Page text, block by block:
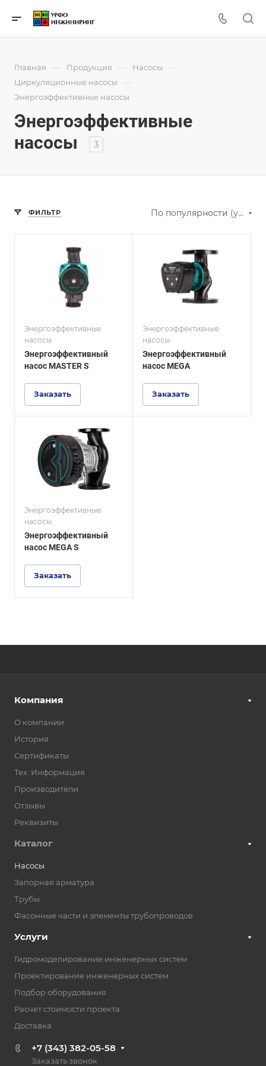
Главная — Продукция — Насосы —
Циркуляционные насосы —
Энергоэффективные насосы
Энергоэффективные
насосы
3
ФИЛЬТР По популярности (убывание)
Энергоэффективные
насосы
Энергоэффективный
насос MASTER S
Заказать
Энергоэффективные
насосы
Энергоэффективный
насос MEGA
Заказать
Энергоэффективные
насосы
Энергоэффективный
насос MEGA S
Заказать
Компания
О компании
История
Сертификаты
Тех. Информация
Производители
Отзывы
Реквизиты
Каталог
Насосы
Запорная арматура
Трубы
Фасонные части и элементы трубопроводов
Услуги
Гидромоделирование инженерных систем
Проектирование инженерных систем
Подбор оборудования
Расчет стоимости проекта
Доставка
+7 (343) 382-05-58
Заказать звонок